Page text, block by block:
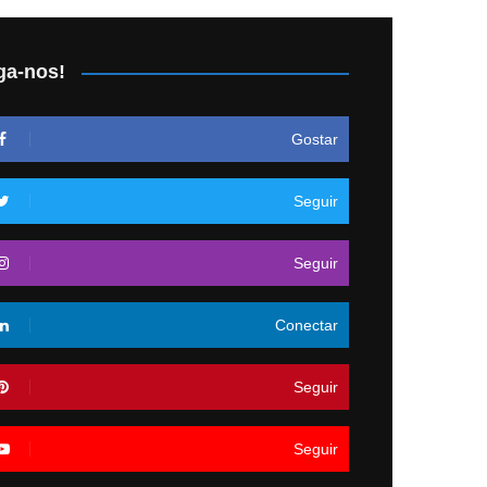
nos!
Gostar
Seguir
Seguir
Conectar
Seguir
Seguir